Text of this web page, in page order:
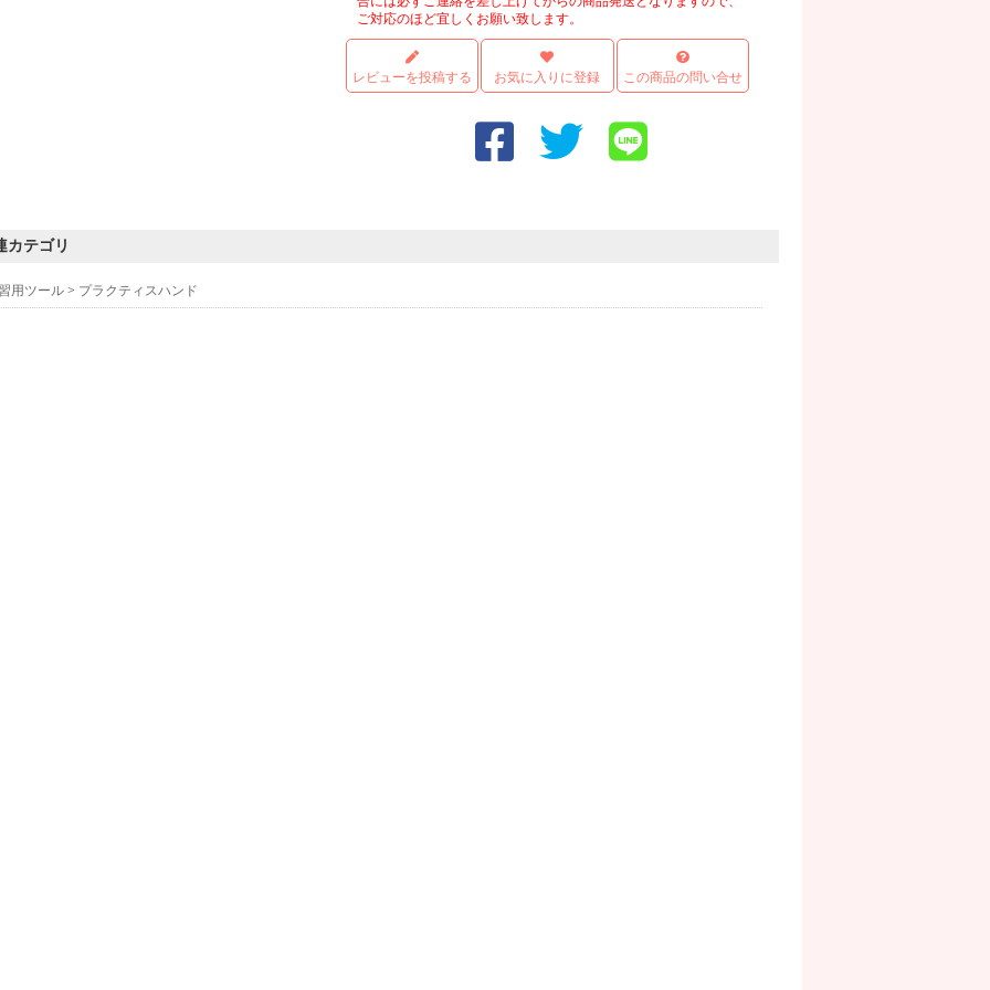
ご対応のほど宜しくお願い致します。
レビューを投稿する お気に入りに登録 この商品の問い合せ
カテゴリ
用ツール > プラクティスハンド